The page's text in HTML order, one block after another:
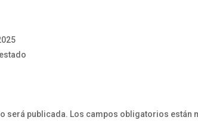
será publicada. Los campos obligatorios están